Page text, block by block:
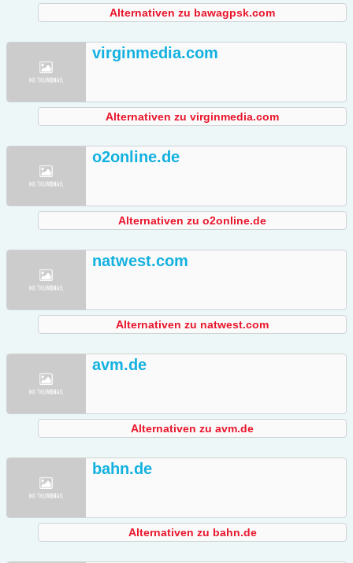
Alternativen zu bawagpsk.com
virginmedia.com
Alternativen zu virginmedia.com
o2online.de
Alternativen zu o2online.de
natwest.com
Alternativen zu natwest.com
avm.de
Alternativen zu avm.de
bahn.de
Alternativen zu bahn.de